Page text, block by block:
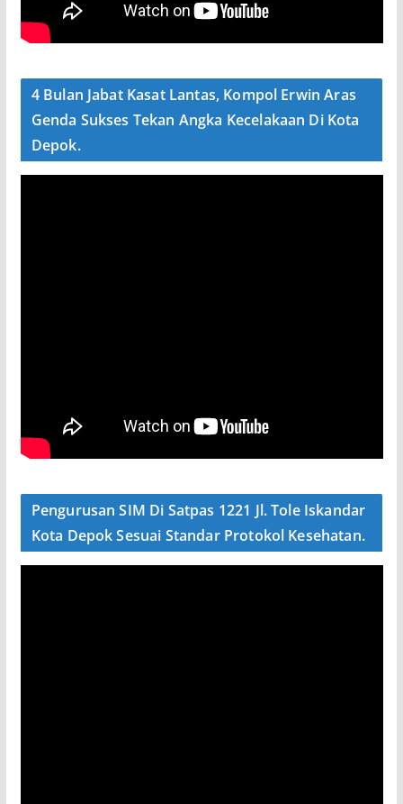
4 Bulan Jabat Kasat Lantas, Kompol Erwin Aras
Genda Sukses Tekan Angka Kecelakaan Di Kota
Depok.
Pengurusan SIM Di Satpas 1221 Jl. Tole Iskandar
Kota Depok Sesuai Standar Protokol Kesehatan.